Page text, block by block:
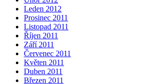
Leden 2012
Prosinec 2011
Listopad 2011
Říjen 2011
Září 2011
Červenec 2011
Květen 2011
Duben 2011
Březen 2011